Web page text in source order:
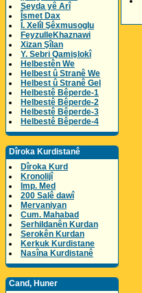
Seyda yê Arî
Îsmet Dax
Î. Xelîl Şêxmusoglu
FeyzulleKhaznawi
Xizan Şîlan
Y. Sebri Qamişlokî
Helbestên We
Helbest û Stranê We
Helbest û Stranê Gel
Helbestê Bêperde-1
Helbestê Bêperde-2
Helbestê Bêperde-3
Helbestê Bêperde-4
Dîroka Kurdistanê
Dîroka Kurd
Kronolijî
Imp. Med
200 Salê dawî
Mervaniyan
Cum. Mahabad
Serhildanên Kurdan
Serokên Kurdan
Kerkuk Kurdistane
Nasîna Kurdistanê
Cand, Huner